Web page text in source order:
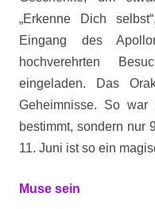
„Erkenne Dich
Eingang des
hochverehrten
eingeladen. Das
Geheimnisse. So
bestimmt, sondern nur
11. Juni ist so ein
Muse sein